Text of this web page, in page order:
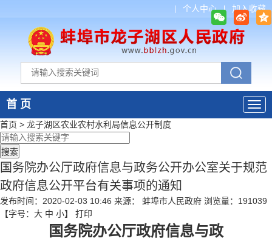
个人中心 加入收藏
首 页
首页 > 龙子湖区农业农村水利局信息公开制度
国务院办公厅政府信息与政务公开办公室关于规范
政府信息公开平台有关事项的通知
发布时间：2020-02-03 10:46 来源： 蚌埠市人民政府 浏览量： 191039
【字号： 大 中 小】 打印
国务院办公厅政府信息与政